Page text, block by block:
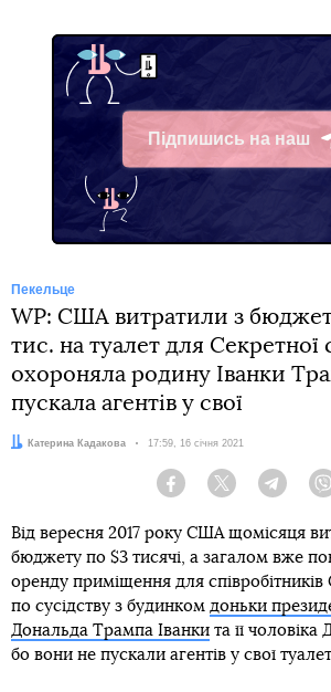
Підпишись на наш
Telegram
Пекельце
WP: США витратили з
тис. на туалет для
охороняла родину Іванки
пускала агентів у свої
Автор:Катерина Кадакова Дата:
17:59, 16 січня 2021
Facebook Twitter
Від вересня 2017 року США щомісяця
бюджету по $3 тисячі, а загалом вже
оренду приміщення для
по сусідству з будинком доньки
Дональда Трампа Іванки та її
бо вони не пускали агентів у свої